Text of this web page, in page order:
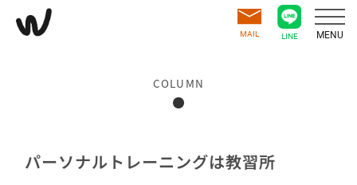
MAIL LINE MENU
パーソナルトレーニングは教習所
COLUMN